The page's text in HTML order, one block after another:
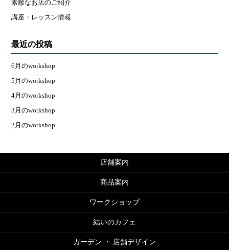
素敵なお店のご紹介
講座・レッスン情報
最近の投稿
6月のworkshop
5月のworkshop
4月のworkshop
3月のworkshop
2月のworkshop
店舗案内
商品案内
ワークショップ
結いのカフェ
ガーデン ・ 店舗デザイン